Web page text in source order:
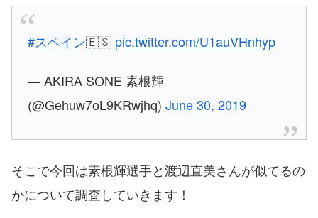
#スペイン🇪🇸 pic.twitter.com/U1auVHnhyp
— AKIRA SONE 素根輝
(@Gehuw7oL9KRwjhq) June 30, 2019
そこで今回は素根輝選手と渡辺直美さんが似てるの
かについて調査していきます！